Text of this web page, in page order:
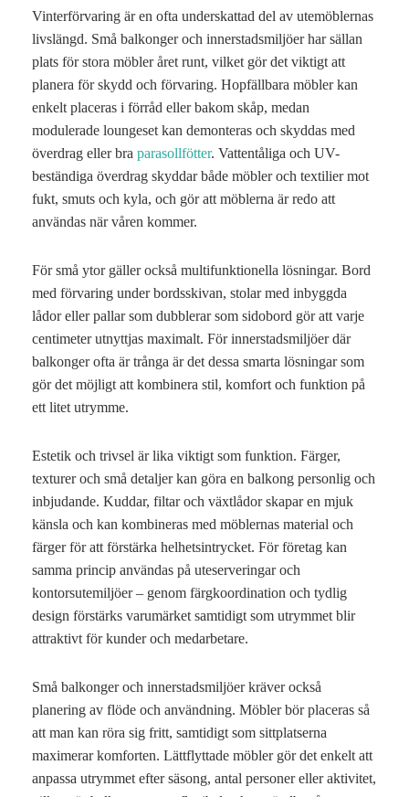
Vinterförvaring är en ofta underskattad del av utemöblernas
livslängd. Små balkonger och innerstadsmiljöer har sällan
plats för stora möbler året runt, vilket gör det viktigt att
planera för skydd och förvaring. Hopfällbara möbler kan
enkelt placeras i förråd eller bakom skåp, medan
modulerade loungeset kan demonteras och skyddas med
överdrag eller bra parasollfötter. Vattentåliga och UV-
beständiga överdrag skyddar både möbler och textilier mot
fukt, smuts och kyla, och gör att möblerna är redo att
användas när våren kommer.
För små ytor gäller också multifunktionella lösningar. Bord
med förvaring under bordsskivan, stolar med inbyggda
lådor eller pallar som dubblerar som sidobord gör att varje
centimeter utnyttjas maximalt. För innerstadsmiljöer där
balkonger ofta är trånga är det dessa smarta lösningar som
gör det möjligt att kombinera stil, komfort och funktion på
ett litet utrymme.
Estetik och trivsel är lika viktigt som funktion. Färger,
texturer och små detaljer kan göra en balkong personlig och
inbjudande. Kuddar, filtar och växtlådor skapar en mjuk
känsla och kan kombineras med möblernas material och
färger för att förstärka helhetsintrycket. För företag kan
samma princip användas på uteserveringar och
kontorsutemiljöer – genom färgkoordination och tydlig
design förstärks varumärket samtidigt som utrymmet blir
attraktivt för kunder och medarbetare.
Små balkonger och innerstadsmiljöer kräver också
planering av flöde och användning. Möbler bör placeras så
att man kan röra sig fritt, samtidigt som sittplatserna
maximerar komforten. Lättflyttade möbler gör det enkelt att
anpassa utrymmet efter säsong, antal personer eller aktivitet,